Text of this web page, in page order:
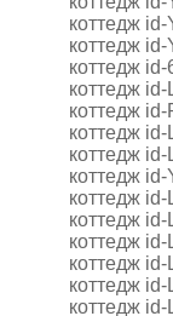
коттедж
коттедж
коттедж
коттедж
коттедж
коттедж
коттедж
коттедж
коттедж
коттедж
коттедж
коттедж
коттедж
коттедж